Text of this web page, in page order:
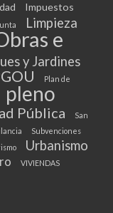
Impuestos
Limpieza
e
y Jardines
Plan de
pleno
Pública
San
Subvenciones
Urbanismo
VIVIENDAS